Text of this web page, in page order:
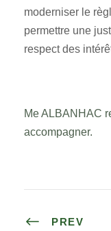
moderniser le
permettre une
respect des
Me ALBANHAC
accompagner.
PREV